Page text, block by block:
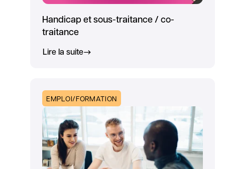
Handicap et sous-traitance / co-
traitance
Lire la suite
EMPLOI/FORMATION